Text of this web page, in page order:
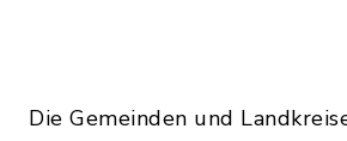
Die Gemeinden und